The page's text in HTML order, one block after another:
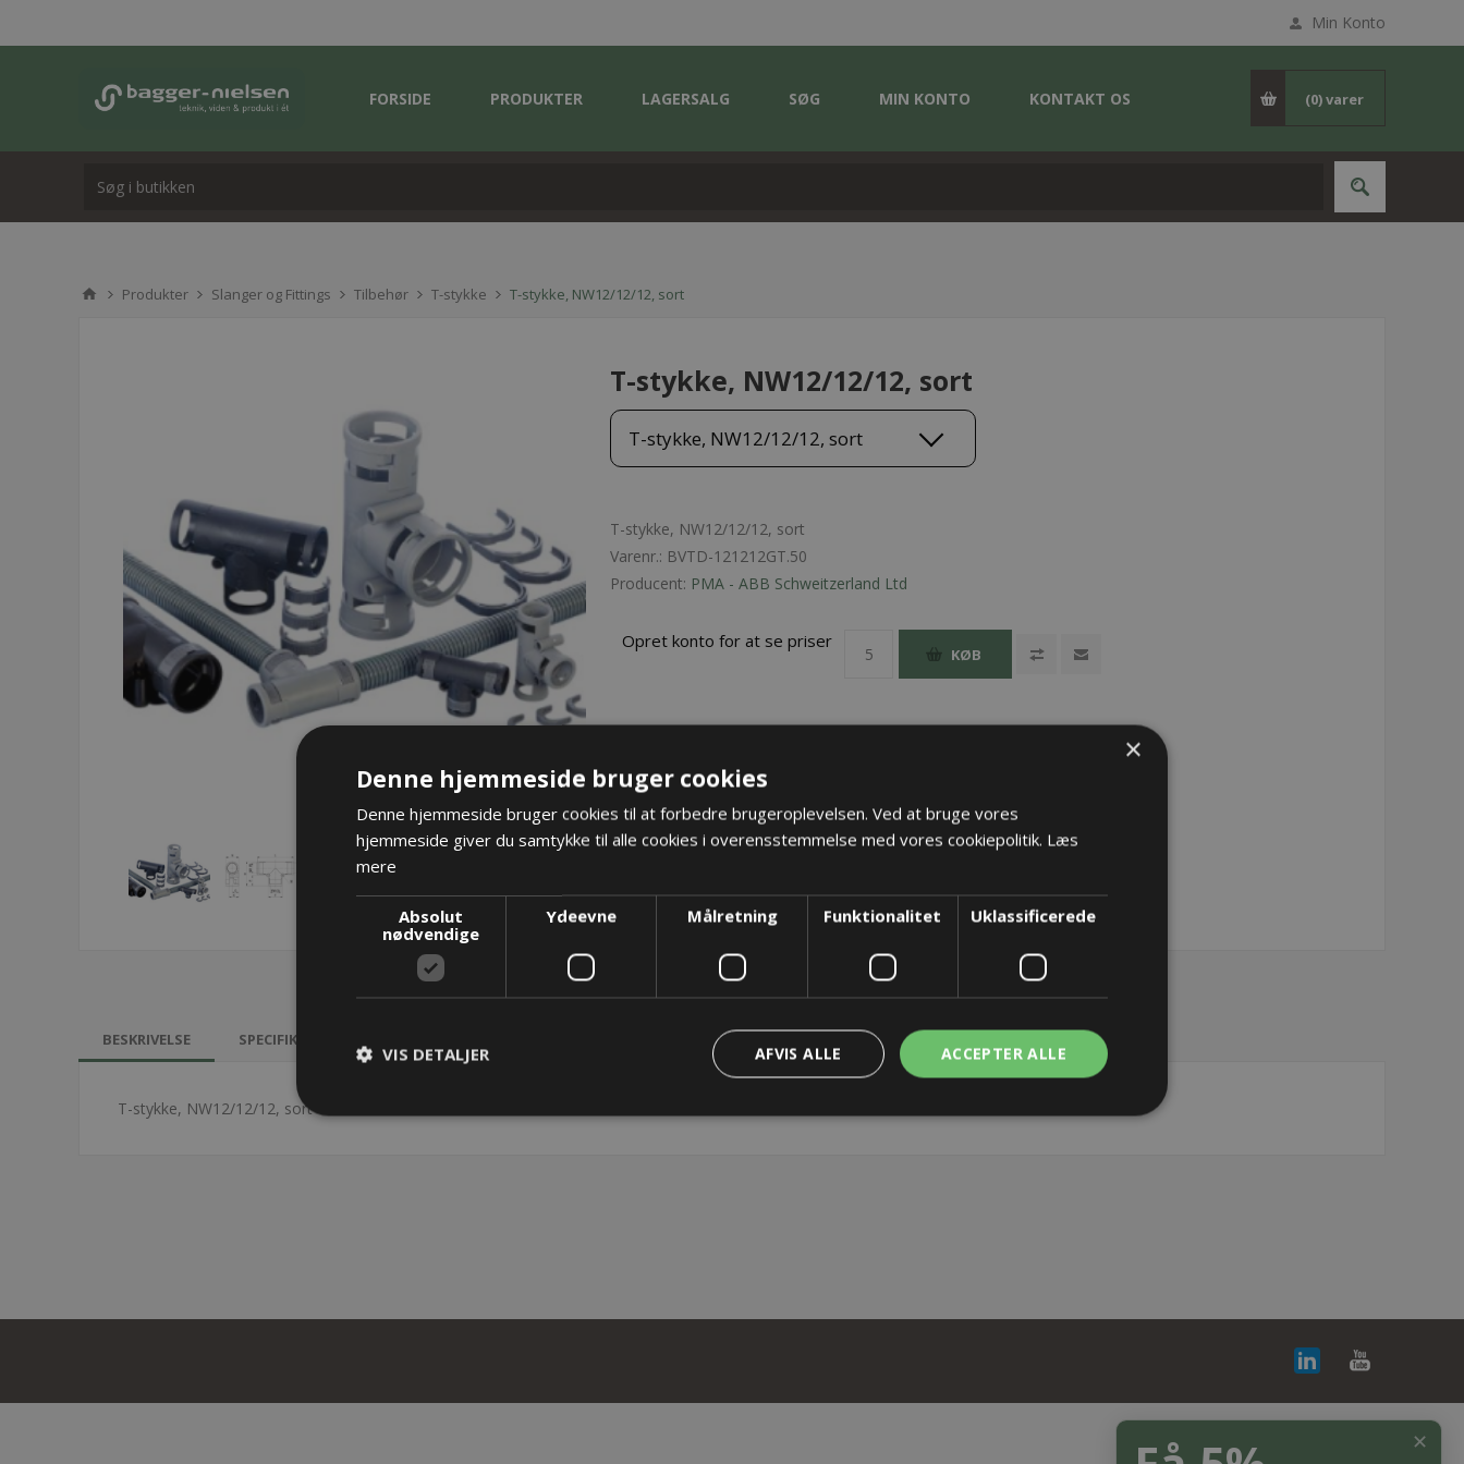
Min Konto
FORSIDE PRODUKTER LAGERSALG SØG MIN KONTO KONTAKT OS (0)varer
Produkter Slanger og Fittings Tilbehør T-stykke T-stykke, NW12/12/12, sort
T-stykke, NW12/12/12, sort
T-stykke, NW12/12/12, sort
T-stykke, NW12/12/12, sort
Varenr.: BVTD-121212GT.50
Producent: PMA - ABB Schweitzerland Ltd
Opret konto for at se priser
KØB
BESKRIVELSE SPECIFIKATIONER
T-stykke, NW12/12/12, sort
✕
×
Denne hjemmeside bruger cookies
Denne hjemmeside bruger cookies til at forbedre brugeroplevelsen. Ved at bruge vores
hjemmeside giver du samtykke til alle cookies i overensstemmelse med vores cookiepolitik. Læs
mere
Absolut
nødvendige
Ydeevne Målretning Funktionalitet Uklassificerede
ACCEPTER ALLE
AFVIS ALLE
VIS DETALJER